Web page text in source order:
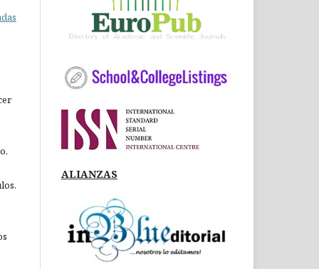
ALIANZAS